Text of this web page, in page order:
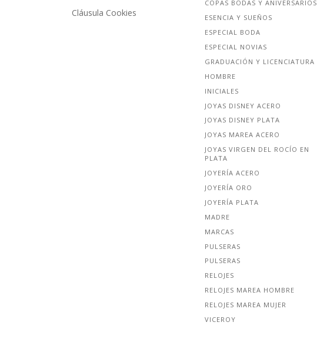
Cláusula Cookies
COPAS BODAS Y ANIVERSARIOS
ESENCIA Y SUEÑOS
ESPECIAL BODA
ESPECIAL NOVIAS
GRADUACIÓN Y LICENCIATURA
HOMBRE
INICIALES
JOYAS DISNEY ACERO
JOYAS DISNEY PLATA
JOYAS MAREA ACERO
JOYAS VIRGEN DEL ROCÍO EN
PLATA
JOYERÍA ACERO
JOYERÍA ORO
JOYERÍA PLATA
MADRE
MARCAS
PULSERAS
PULSERAS
RELOJES
RELOJES MAREA HOMBRE
RELOJES MAREA MUJER
VICEROY